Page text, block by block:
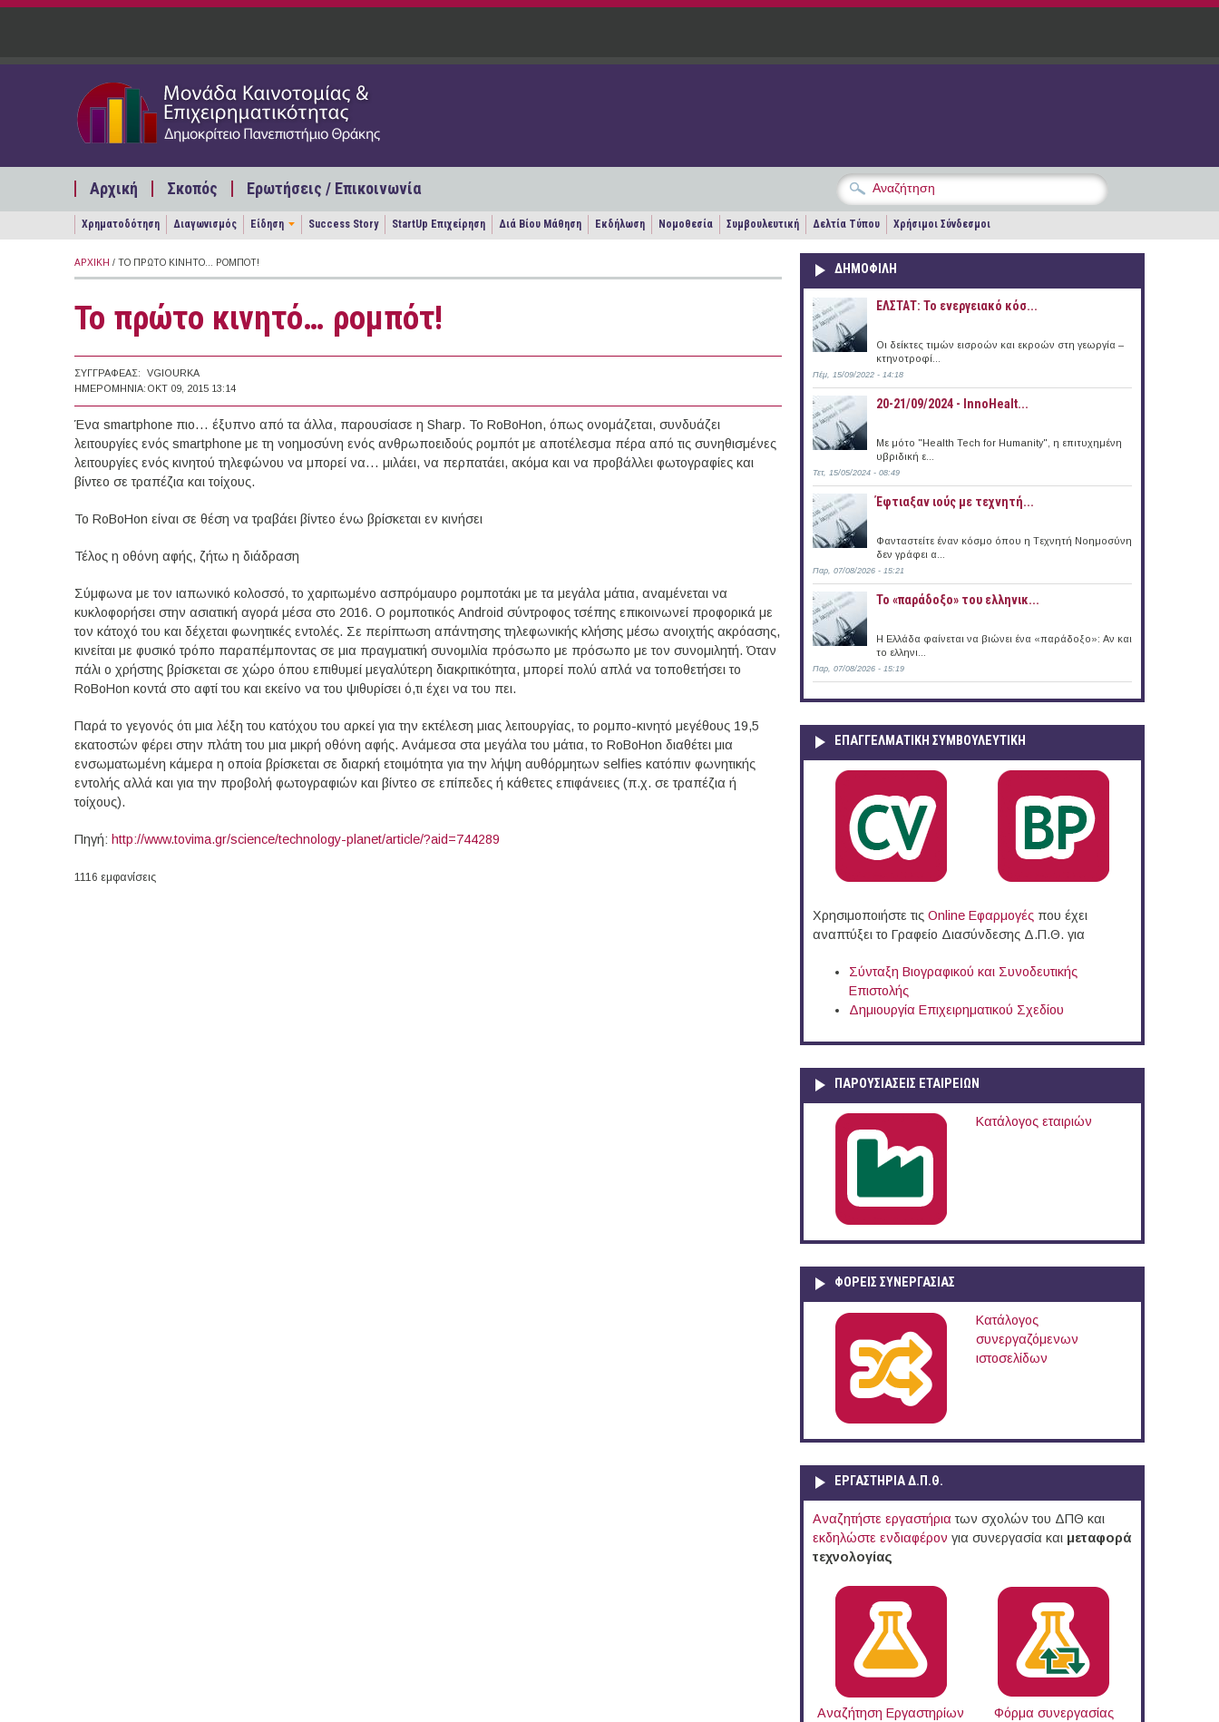
Παράκαμψη προς το κυρίως περιεχόμενο
Αρχική Σκοπός Ερωτήσεις / Επικοινωνία
Χρηματοδότηση Διαγωνισμός Είδηση Success Story StartUp Επιχείρηση Διά Βίου Μάθηση Εκδήλωση Νομοθεσία Συμβουλευτική Δελτία Τύπου Χρήσιμοι Σύνδεσμοι
ΑΡΧΙΚΉ / ΤΟ ΠΡΏΤΟ ΚΙΝΗΤΌ… ΡΟΜΠΌΤ!
Το πρώτο κινητό… ρομπότ!
ΣΥΓΓΡΑΦΈΑΣ:
VGIOURKA
ΗΜΕΡΟΜΗΝΊΑ: ΟΚΤ 09, 2015 13:14
Ένα smartphone πιο… έξυπνο από τα άλλα, παρουσίασε η Sharp. Το RoBoHon, όπως ονομάζεται, συνδυάζει
λειτουργίες ενός smartphone με τη νοημοσύνη ενός ανθρωποειδούς ρομπότ με αποτέλεσμα πέρα από τις συνηθισμένες
λειτουργίες ενός κινητού τηλεφώνου να μπορεί να… μιλάει, να περπατάει, ακόμα και να προβάλλει φωτογραφίες και
βίντεο σε τραπέζια και τοίχους.
To RoBoHon είναι σε θέση να τραβάει βίντεο ένω βρίσκεται εν κινήσει
Τέλος η οθόνη αφής, ζήτω η διάδραση
Σύμφωνα με τον ιαπωνικό κολοσσό, το χαριτωμένο ασπρόμαυρο ρομποτάκι με τα μεγάλα μάτια, αναμένεται να
κυκλοφορήσει στην ασιατική αγορά μέσα στο 2016. Ο ρομποτικός Android σύντροφος τσέπης επικοινωνεί προφορικά με
τον κάτοχό του και δέχεται φωνητικές εντολές. Σε περίπτωση απάντησης τηλεφωνικής κλήσης μέσω ανοιχτής ακρόασης,
κινείται με φυσικό τρόπο παραπέμποντας σε μια πραγματική συνομιλία πρόσωπο με πρόσωπο με τον συνομιλητή. Όταν
πάλι ο χρήστης βρίσκεται σε χώρο όπου επιθυμεί μεγαλύτερη διακριτικότητα, μπορεί πολύ απλά να τοποθετήσει το
RoBoHon κοντά στο αφτί του και εκείνο να του ψιθυρίσει ό,τι έχει να του πει.
Παρά το γεγονός ότι μια λέξη του κατόχου του αρκεί για την εκτέλεση μιας λειτουργίας, το ρομπο-κινητό μεγέθους 19,5
εκατοστών φέρει στην πλάτη του μια μικρή οθόνη αφής. Ανάμεσα στα μεγάλα του μάτια, το RoBoHon διαθέτει μια
ενσωματωμένη κάμερα η οποία βρίσκεται σε διαρκή ετοιμότητα για την λήψη αυθόρμητων selfies κατόπιν φωνητικής
εντολής αλλά και για την προβολή φωτογραφιών και βίντεο σε επίπεδες ή κάθετες επιφάνειες (π.χ. σε τραπέζια ή
τοίχους).
Πηγή: http://www.tovima.gr/science/technology-planet/article/?aid=744289
1116 εμφανίσεις
ΔΗΜΟΦΙΛΗ
ΕΛΣΤΑΤ: Το ενεργειακό κόσ...
Οι δείκτες τιμών εισροών και εκροών στη γεωργία –
κτηνοτροφί...
Πέμ, 15/09/2022 - 14:18
20-21/09/2024 - InnoHealt...
Με μότο "Health Tech for Humanity", η επιτυχημένη
υβριδική ε...
Τετ, 15/05/2024 - 08:49
Έφτιαξαν ιούς με τεχνητή...
Φανταστείτε έναν κόσμο όπου η Tεχνητή Nοημοσύνη
δεν γράφει α...
Παρ, 07/08/2026 - 15:21
Το «παράδοξο» του ελληνικ...
Η Ελλάδα φαίνεται να βιώνει ένα «παράδοξο»: Αν και
το ελληνι...
Παρ, 07/08/2026 - 15:19
ΕΠΑΓΓΕΛΜΑΤΙΚΉ ΣΥΜΒΟΥΛΕΥΤΙΚΉ
Χρησιμοποιήστε τις Online Eφαρμογές που έχει
αναπτύξει το Γραφείο Διασύνδεσης Δ.Π.Θ. για
Σύνταξη Βιογραφικού και Συνοδευτικής
Επιστολής
Δημιουργία Επιχειρηματικού Σχεδίου
ΠΑΡΟΥΣΙΆΣΕΙΣ ΕΤΑΙΡΕΙΏΝ
Κατάλογος εταιριών
ΦΟΡΕΙΣ ΣΥΝΕΡΓΑΣΙΑΣ
Κατάλογος
συνεργαζόμενων
ιστοσελίδων
ΕΡΓΑΣΤΗΡΙΑ Δ.Π.Θ.
Αναζητήστε εργαστήρια των σχολών του ΔΠΘ και
εκδηλώστε ενδιαφέρον για συνεργασία και μεταφορά
τεχνολογίας
Αναζήτηση Εργαστηρίων Φόρμα συνεργασίας